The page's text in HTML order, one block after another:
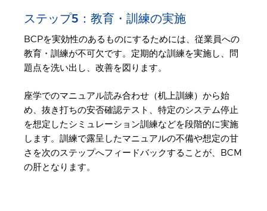
ステップ5：教育・訓練の実施
BCPを実効性のあるものにするためには、従業員への
教育・訓練が不可欠です。定期的な訓練を実施し、問
題点を洗い出し、改善を図ります。
座学でのマニュアル読み合わせ（机上訓練）から始
め、抜き打ちの安否確認テスト、特定のシステム停止
を想定したシミュレーション訓練などを段階的に実施
します。訓練で露呈したマニュアルの不備や想定の甘
さを次のステップへフィードバックすることが、BCM
の肝となります。